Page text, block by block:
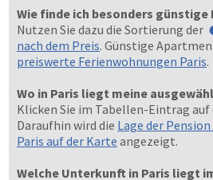
Wie finde ich besonders günstige
Nutzen Sie dazu die Sortierung der
nach dem Preis. Günstige
preiswerte Ferienwohnungen Paris.
Wo in Paris liegt meine
Klicken Sie im Tabellen-Eintrag auf
Daraufhin wird die Lage der
Paris auf der Karte angezeigt.
Welche Unterkunft in Paris liegt